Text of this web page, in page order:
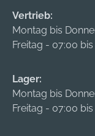
Vertrieb:
Montag bis
Freitag - 07:00
Lager:
Montag bis
Freitag - 07:00